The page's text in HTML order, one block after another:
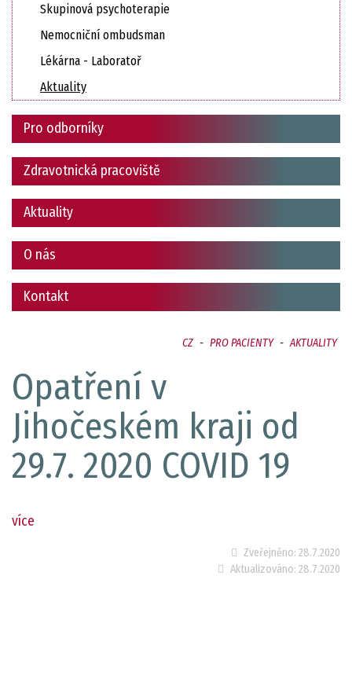
Skupinová psychoterapie
Nemocniční ombudsman
Lékárna - Laboratoř
Aktuality
Pro odborníky
Zdravotnická pracoviště
Aktuality
O nás
Kontakt
CZ - PRO PACIENTY - AKTUALITY
Opatření v
Jihočeském kraji od
29.7. 2020 COVID 19
více
Zveřejněno: 28.7.2020
Aktualizováno: 28.7.2020